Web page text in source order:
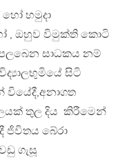
හමුදා
, ඔහුව විමුක්ති කොටි
සාධකය නම්
සිටි
තුල දිය කිරීමෙන්
ජිවිතය බේරා
ගැසූ